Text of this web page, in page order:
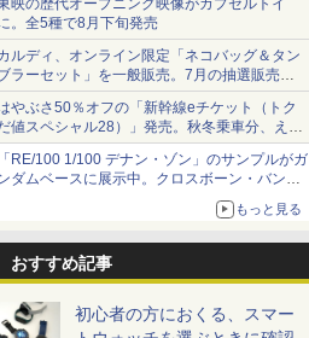
映の歴代オープニング映像がカプセルトイ
。全5種で8月下旬発売
ルディ、オンライン限定「ネコバッグ＆タン
ラーセット」を一般販売。7月の抽選販売の
選無効分
やぶさ50％オフの「新幹線eチケット（トク
値スペシャル28）」発売。秋冬乗車分、えき
っと限定
RE/100 1/100 デナン・ゾン」のサンプルがガ
ダムベースに展示中。クロスボーン・バンガ
ドの制式量産機が間もなく発送【ガンダムベ
もっと見る
おすすめ記事
初心者の方におくる、スマー